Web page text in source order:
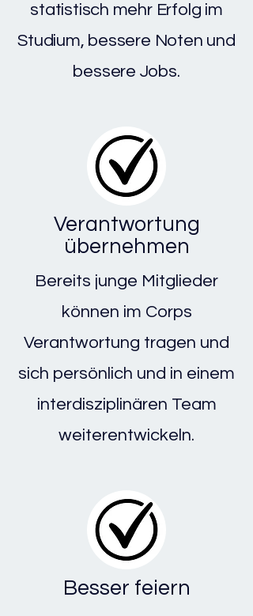
statistisch mehr Erfolg im
Studium, bessere Noten und
bessere Jobs.
Verantwortung
übernehmen
Bereits junge Mitglieder
können im Corps
Verantwortung tragen und
sich persönlich und in einem
interdisziplinären Team
weiterentwickeln.
Besser feiern